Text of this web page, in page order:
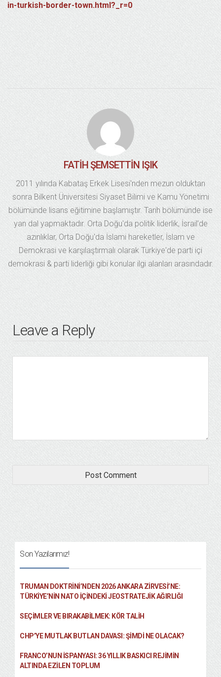
in-turkish-border-town.html?_r=0
FATIH ŞEMSETTIN IŞIK
2011 yılında Kabataş Erkek Lisesi'nden mezun olduktan
sonra Bilkent Üniversitesi Siyaset Bilimi ve Kamu Yönetimi
bölümünde lisans eğitimine başlamıştır. Tarih bölümünde ise
yan dal yapmaktadır. Orta Doğu'da politik liderlik, İsrail’de
azınlıklar, Orta Doğu'da İslami hareketler, İslam ve
Demokrasi ve karşılaştırmalı olarak Türkiye'de parti içi
demokrasi & parti liderliği gibi konular ilgi alanları arasındadır.
Leave a Reply
Son Yazılarımız!
TRUMAN DOKTRINI’NDEN 2026 ANKARA ZIRVESI’NE:
TÜRKIYE’NIN NATO İÇINDEKI JEOSTRATEJIK AĞIRLIĞI
SEÇIMLER VE BIRAKABILMEK: KÖR TALIH
CHP’YE MUTLAK BUTLAN DAVASI: ŞİMDİ NE OLACAK?
FRANCO’NUN İSPANYASI: 36 YILLIK BASKICI REJIMIN
ALTINDA EZILEN TOPLUM